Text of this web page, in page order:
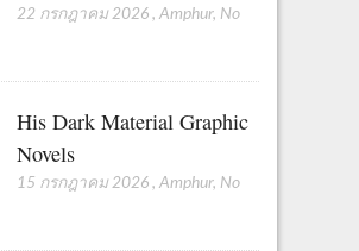
22 กรกฎาคม 2026 , Amphur, No
His Dark Material Graphic
Novels
15 กรกฎาคม 2026 , Amphur, No